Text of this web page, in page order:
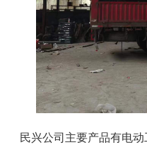
民兴公司主要产品有电动